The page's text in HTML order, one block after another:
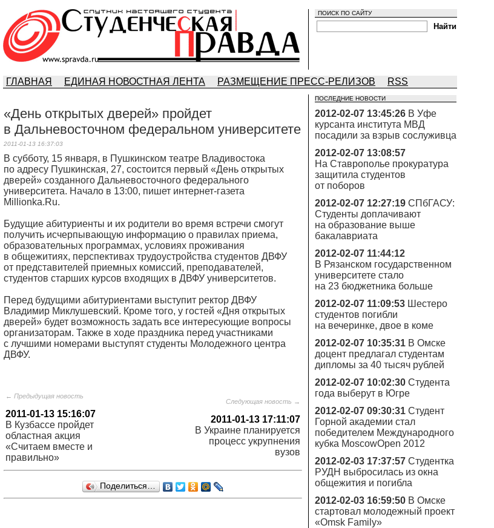
ПОИСК ПО САЙТУ
ГЛАВНАЯ ЕДИНАЯ НОВОСТНАЯ ЛЕНТА РАЗМЕЩЕНИЕ ПРЕСС-РЕЛИЗОВ RSS
«День открытых дверей» пройдет
в Дальневосточном федеральном университете
2011-01-13 16:37:03
В субботу, 15 января, в Пушкинском театре Владивостока
по адресу Пушкинская, 27, состоится первый «День открытых
дверей» созданного Дальневосточного федерального
университета. Начало в 13:00, пишет интернет-газета
Millionka.Ru.
Будущие абитуриенты и их родители во время встречи смогут
получить исчерпывающую информацию о правилах приема,
образовательных программах, условиях проживания
в общежитиях, перспективах трудоустройства студентов ДВФУ
от представителей приемных комиссий, преподавателей,
студентов старших курсов входящих в ДВФУ университетов.
Перед будущими абитуриентами выступит ректор ДВФУ
Владимир Миклушевский. Кроме того, у гостей «Дня открытых
дверей» будет возможность задать все интересующие вопросы
организаторам. Также в ходе праздника перед участниками
с лучшими номерами выступят студенты Молодежного центра
ДВФУ.
← Предыдущая новость
2011-01-13 15:16:07
В Кузбассе пройдет
областная акция
«Считаем вместе и
правильно»
Следующая новость →
2011-01-13 17:11:07
В Украине планируется
процесс укрупнения
вузов
Поделиться…
ПОСЛЕДНИЕ НОВОСТИ
2012-02-07 13:45:26 В Уфе
курсанта института МВД
посадили за взрыв сослуживца
2012-02-07 13:08:57
На Ставрополье прокуратура
защитила студентов
от поборов
2012-02-07 12:27:19 СПбГАСУ:
Студенты доплачивают
на образование выше
бакалавриата
2012-02-07 11:44:12
В Рязанском государственном
университете стало
на 23 бюджетника больше
2012-02-07 11:09:53 Шестеро
студентов погибли
на вечеринке, двое в коме
2012-02-07 10:35:31 В Омске
доцент предлагал студентам
дипломы за 40 тысяч рублей
2012-02-07 10:02:30 Студента
года выберут в Югре
2012-02-07 09:30:31 Студент
Горной академии стал
победителем Международного
кубка MoscowOpen 2012
2012-02-03 17:37:57 Студентка
РУДН выбросилась из окна
общежития и погибла
2012-02-03 16:59:50 В Омске
стартовал молодежный проект
«Omsk Family»